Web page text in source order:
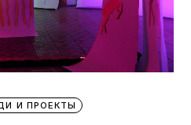
И ПРОЕКТЫ